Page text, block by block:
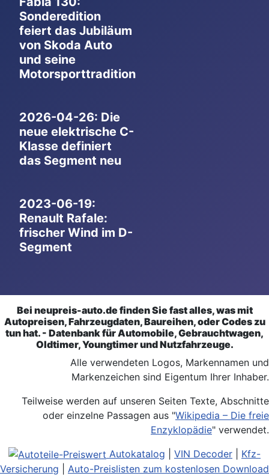
Sonderedition
feiert das Jubiläum
von Skoda Auto
und seine
Motorsporttradition
2026-04-26: Die
neue elektrische C-
Klasse definiert
das Segment neu
2023-06-19:
Renault Rafale:
frischer Wind im D-
Segment
Bei neupreis-auto.de finden Sie fast alles, was mit
Autopreisen, Fahrzeugdaten, Baureihen, oder Codes zu
tun hat. - Datenbank für Automobile, Gebrauchtwagen,
Oldtimer, Youngtimer und Nutzfahrzeuge.
Alle verwendeten Logos, Markennamen und
Markenzeichen sind Eigentum Ihrer Inhaber.
Teilweise werden auf unseren Seiten Texte, Abschnitte
oder einzelne Passagen aus "Wikipedia – Die freie
Enzyklopädie" verwendet.
Autokatalog
VIN Decoder
Kfz-
Versicherung
Auto-Preislisten zum kostenlosen Download